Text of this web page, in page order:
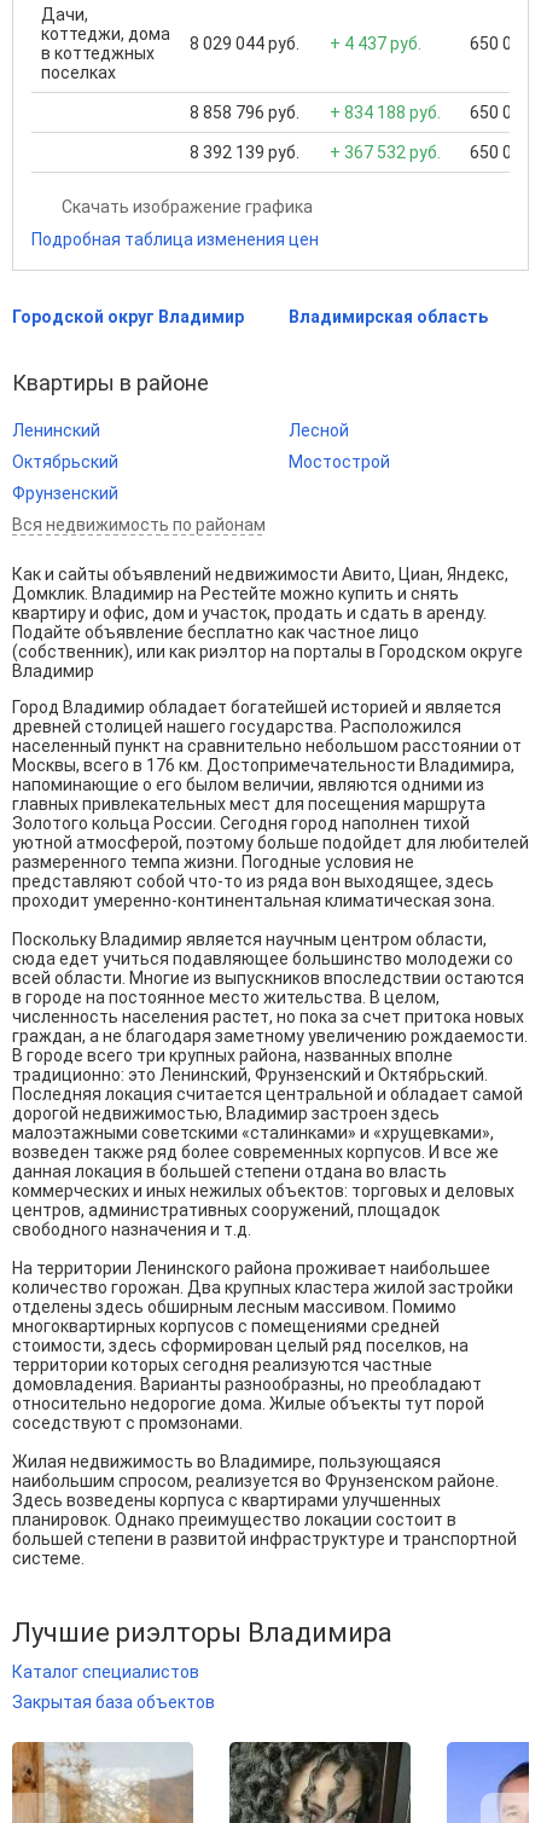
Дачи,
коттеджи, дома
в коттеджных
поселках
8 029 044 руб. + 4 437 руб. 650 000
8 858 796 руб. + 834 188 руб. 650 000
8 392 139 руб. + 367 532 руб. 650 000
Скачать изображение графика
Подробная таблица изменения цен
Городской округ Владимир Владимирская область
Квартиры в районе
Ленинский
Октябрьский
Фрунзенский
Лесной
Мостострой
Вся недвижимость по районам
Как и сайты объявлений недвижимости Авито, Циан, Яндекс,
Домклик. Владимир на Рестейте можно купить и снять
квартиру и офис, дом и участок, продать и сдать в аренду.
Подайте объявление бесплатно как частное лицо
(собственник), или как риэлтор на порталы в Городском округе
Владимир
Город Владимир обладает богатейшей историей и является
древней столицей нашего государства. Расположился
населенный пункт на сравнительно небольшом расстоянии от
Москвы, всего в 176 км. Достопримечательности Владимира,
напоминающие о его былом величии, являются одними из
главных привлекательных мест для посещения маршрута
Золотого кольца России. Сегодня город наполнен тихой
уютной атмосферой, поэтому больше подойдет для любителей
размеренного темпа жизни. Погодные условия не
представляют собой что-то из ряда вон выходящее, здесь
проходит умеренно-континентальная климатическая зона.
Поскольку Владимир является научным центром области,
сюда едет учиться подавляющее большинство молодежи со
всей области. Многие из выпускников впоследствии остаются
в городе на постоянное место жительства. В целом,
численность населения растет, но пока за счет притока новых
граждан, а не благодаря заметному увеличению рождаемости.
В городе всего три крупных района, названных вполне
традиционно: это Ленинский, Фрунзенский и Октябрьский.
Последняя локация считается центральной и обладает самой
дорогой недвижимостью, Владимир застроен здесь
малоэтажными советскими «сталинками» и «хрущевками»,
возведен также ряд более современных корпусов. И все же
данная локация в большей степени отдана во власть
коммерческих и иных нежилых объектов: торговых и деловых
центров, административных сооружений, площадок
свободного назначения и т.д.
На территории Ленинского района проживает наибольшее
количество горожан. Два крупных кластера жилой застройки
отделены здесь обширным лесным массивом. Помимо
многоквартирных корпусов с помещениями средней
стоимости, здесь сформирован целый ряд поселков, на
территории которых сегодня реализуются частные
домовладения. Варианты разнообразны, но преобладают
относительно недорогие дома. Жилые объекты тут порой
соседствуют с промзонами.
Жилая недвижимость во Владимире, пользующаяся
наибольшим спросом, реализуется во Фрунзенском районе.
Здесь возведены корпуса с квартирами улучшенных
планировок. Однако преимущество локации состоит в
большей степени в развитой инфраструктуре и транспортной
системе.
Лучшие риэлторы Владимира
Каталог специалистов
Закрытая база объектов